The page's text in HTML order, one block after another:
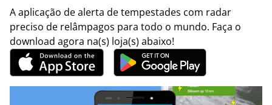
A aplicação de alerta de tempestades com radar
preciso de relâmpagos para todo o mundo. Faça o
download agora na(s) loja(s) abaixo!